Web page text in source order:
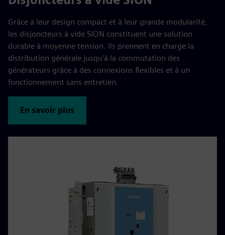
Grâce à leur design compact et à leur grande modularité,
les disjoncteurs à vide SION constituent une solution
durable à moyenne tension. Ils prennent en charge la
distribution générale jusqu'à la commutation des
générateurs grâce à des connexions flexibles et à un
fonctionnement sans entretien.
En savoir plus